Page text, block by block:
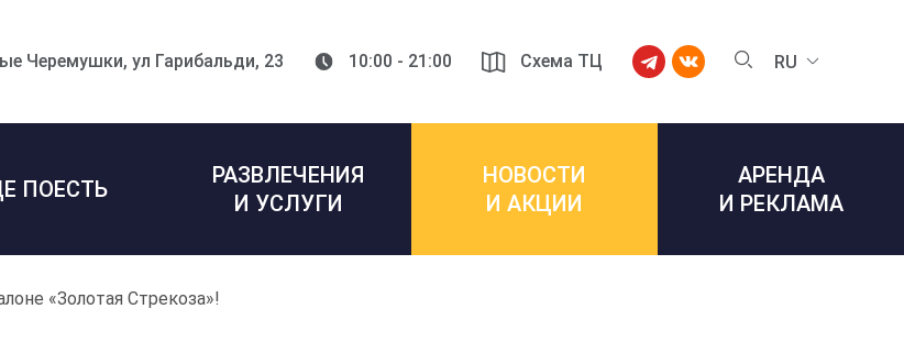
Черемушки, ул Гарибальди, 23 10:00 - 21:00 Схема ТЦ RU
ПОЕСТЬ
РАЗВЛЕЧЕНИЯ
И УСЛУГИ
НОВОСТИ
И АКЦИИ
АРЕНДА
И РЕКЛАМА
«Золотая Стрекоза»!